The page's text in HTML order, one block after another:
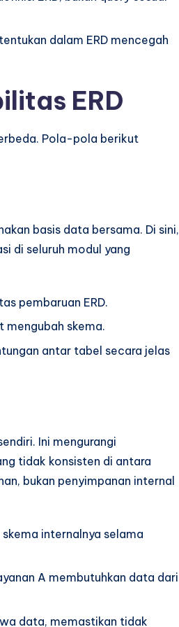
dalam ERD mencegah
ERD
Pola-pola berikut
basis data bersama. Di sini,
di seluruh modul yang
pembaruan ERD.
mengubah skema.
antar tabel secara jelas
Ini mengurangi
tidak konsisten di antara
bukan penyimpanan internal
internalnya selama
A membutuhkan data dari
data, memastikan tidak